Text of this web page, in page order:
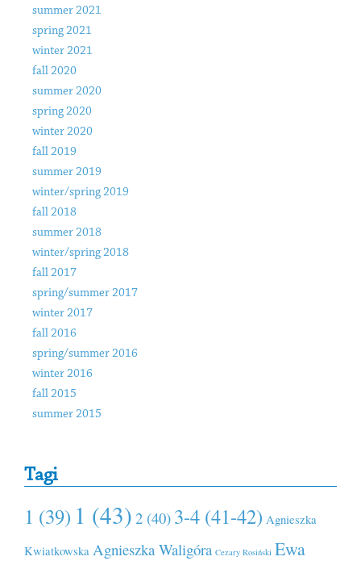
summer 2021
spring 2021
winter 2021
fall 2020
summer 2020
spring 2020
winter 2020
fall 2019
summer 2019
winter/spring 2019
fall 2018
summer 2018
winter/spring 2018
fall 2017
spring/summer 2017
winter 2017
fall 2016
spring/summer 2016
winter 2016
fall 2015
summer 2015
Tagi
1 (39) 1 (43) 2 (40) 3-4 (41-42) Agnieszka
Kwiatkowska Agnieszka Waligóra Cezary Rosiński Ewa